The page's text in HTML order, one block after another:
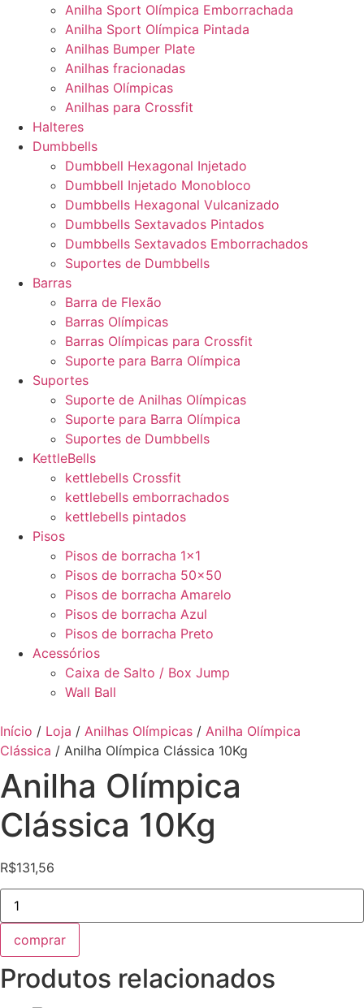
Anilha Sport Olímpica Emborrachada
Anilha Sport Olímpica Pintada
Anilhas Bumper Plate
Anilhas fracionadas
Anilhas Olímpicas
Anilhas para Crossfit
Halteres
Dumbbells
Dumbbell Hexagonal Injetado
Dumbbell Injetado Monobloco
Dumbbells Hexagonal Vulcanizado
Dumbbells Sextavados Pintados
Dumbbells Sextavados Emborrachados
Suportes de Dumbbells
Barras
Barra de Flexão
Barras Olímpicas
Barras Olímpicas para Crossfit
Suporte para Barra Olímpica
Suportes
Suporte de Anilhas Olímpicas
Suporte para Barra Olímpica
Suportes de Dumbbells
KettleBells
kettlebells Crossfit
kettlebells emborrachados
kettlebells pintados
Pisos
Pisos de borracha 1×1
Pisos de borracha 50×50
Pisos de borracha Amarelo
Pisos de borracha Azul
Pisos de borracha Preto
Acessórios
Caixa de Salto / Box Jump
Wall Ball
Início / Loja / Anilhas Olímpicas / Anilha Olímpica
Clássica / Anilha Olímpica Clássica 10Kg
Anilha Olímpica
Clássica 10Kg
R$131,56
Anilha
Olímpica
Clássica
10Kg
quantidade
comprar
Produtos relacionados